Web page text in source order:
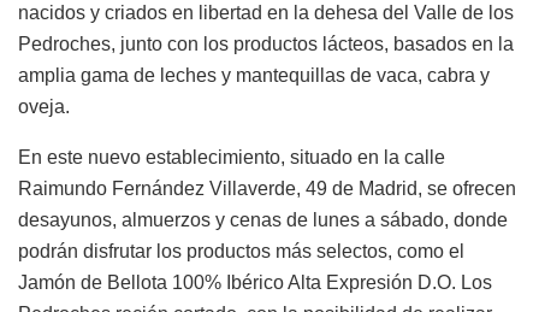
nacidos y criados en libertad en la dehesa del Valle de los
Pedroches, junto con los productos lácteos, basados en la
amplia gama de leches y mantequillas de vaca, cabra y
oveja.
En este nuevo establecimiento, situado en la calle
Raimundo Fernández Villaverde, 49 de Madrid, se ofrecen
desayunos, almuerzos y cenas de lunes a sábado, donde
podrán disfrutar los productos más selectos, como el
Jamón de Bellota 100% Ibérico Alta Expresión D.O. Los